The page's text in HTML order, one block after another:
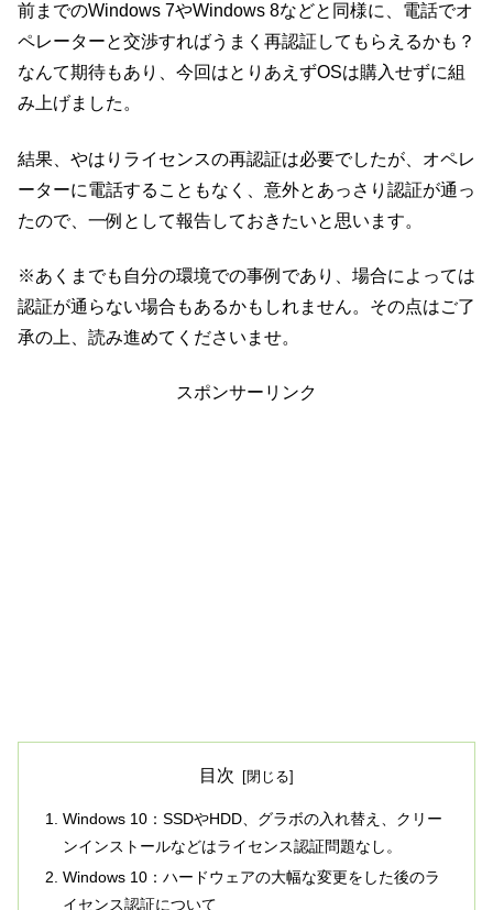
前までのWindows 7やWindows 8などと同様に、電話でオ
ペレーターと交渉すればうまく再認証してもらえるかも？
なんて期待もあり、今回はとりあえずOSは購入せずに組
み上げました。
結果、やはりライセンスの再認証は必要でしたが、オペレ
ーターに電話することもなく、意外とあっさり認証が通っ
たので、一例として報告しておきたいと思います。
※あくまでも自分の環境での事例であり、場合によっては
認証が通らない場合もあるかもしれません。その点はご了
承の上、読み進めてくださいませ。
スポンサーリンク
目次
Windows 10：SSDやHDD、グラボの入れ替え、クリー
ンインストールなどはライセンス認証問題なし。
Windows 10：ハードウェアの大幅な変更をした後のラ
イセンス認証について